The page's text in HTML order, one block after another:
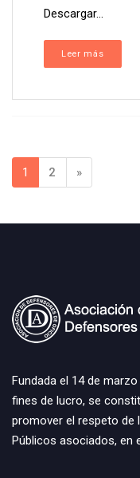
Descargar...
Leer más
1 2 »
Fundada el 14 de
fines de lucro, se
promover el respeto de
Públicos asociados, en